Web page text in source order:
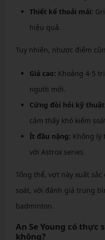
Thiết kế thoải mái:
hiệu quả.
Tuy nhiên, nhược điểm
Giá cao: Khoảng 4-5
người mới.
Cứng đòi hỏi kỹ
cảm thấy khó kiểm
Ít đầu nặng: Không lý
với Astrox series.
Tổng thể, vợt này xuất
soát, với đánh giá trung
badminton.
An Se Young có thực
không?